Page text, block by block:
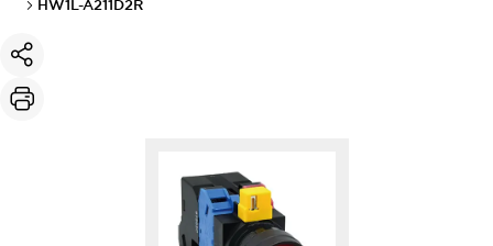
HW1L-A211D2R